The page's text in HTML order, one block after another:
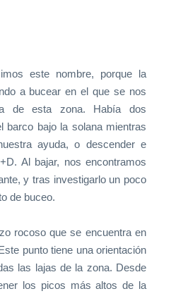
este nombre, porque la
a bucear en el que se nos
de esta zona. Había dos
barco bajo la solana mientras
ayuda, o descender e
Al bajar, nos encontramos
y tras investigarlo un poco
de buceo.
rocoso que se encuentra en
punto tiene una orientación
las lajas de la zona. Desde
los picos más altos de la